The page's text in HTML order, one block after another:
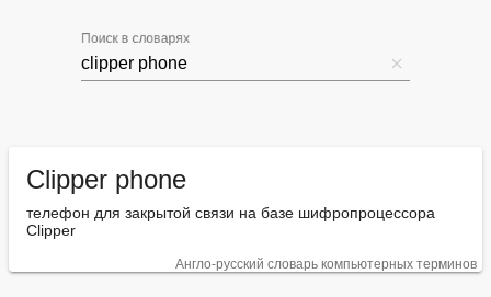
Поиск в словарях
Clipper phone
телефон для закрытой связи на базе шифропроцессора
Clipper
Англо-русский словарь компьютерных терминов